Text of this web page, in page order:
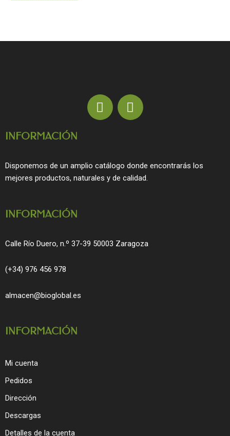
F
a
o
o
I
n
g
r
INFORMACIÓN
Disponemos de un amplio catálogo donde encontrarás los
mejores productos, naturales y de calidad.
INFORMACIÓN
Calle Río Duero, n.º 37-39 50003 Zaragoza
(+34) 976 456 978
almacen@bioglobal.es
INFORMACIÓN
Mi cuenta
Pedidos
Dirección
Descargas
Detalles de la cuenta